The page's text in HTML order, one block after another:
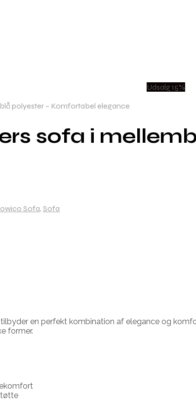
Udsalg 15%
polyester – Komfortabel elegance
sofa i
Sofa, Sofa
en perfekt kombination af elegance og
former.